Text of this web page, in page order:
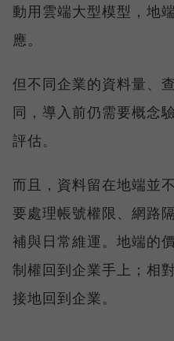
動用雲端大型模型，地
應。
但不同企業的資料量、
同，導入前仍需要概念
評估。
而且，資料留在地端並
要處理帳號權限、網路
補與日常維運。地端的
制權回到企業手上；相
接地回到企業。